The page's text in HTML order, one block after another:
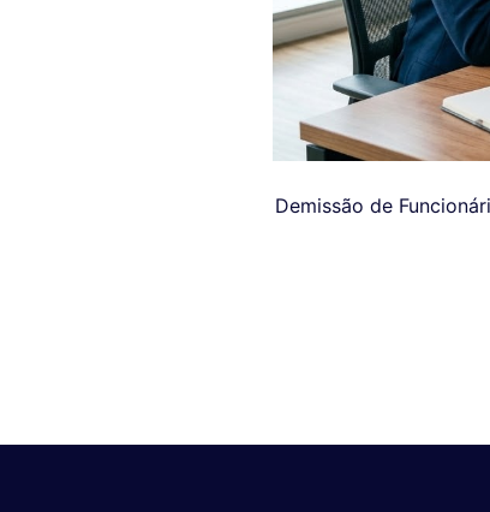
Demissão de